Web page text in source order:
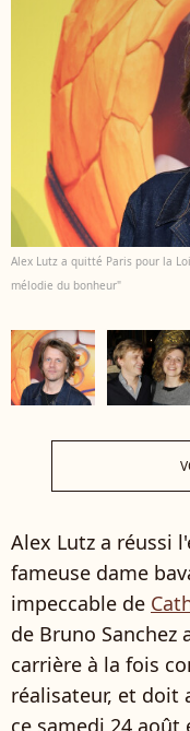
Alex Lutz a quitté Paris pour la
mélodie du bonheur"
Alex Lutz a réussi
fameuse dame
impeccable de
de Bruno Sanchez
carrière à la fois
réalisateur, et doit
ce samedi 24 août